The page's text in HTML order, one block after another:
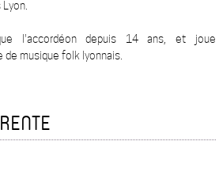
l'accordéon depuis 14 ans, et joue
musique folk lyonnais.